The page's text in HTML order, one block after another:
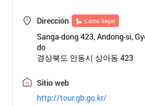
Dirección Cómo llegar
Sanga-dong 423, Andong-si,
do
경상북도 안동시 상아동 423
Sitio web
http://tour.gb.go.kr/